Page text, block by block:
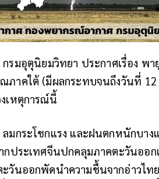
รมอุตุนิยมวิทยา ประกาศเรื่อง พ
าคใต้ (มีผลกระทบจนถึงวันที่
เหตุการณ์นี้
กระโชกแรง และฝนตกหนักบาง
กประเทศจีนปกคลุมภาคตะวันออ
วันออกพัดนำความชื้นจากอ่าวไท